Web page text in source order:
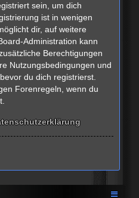
sein, um dich
ist in wenigen
dir, auf weitere
Administration kann
Berechtigungen
Nutzungsbedingungen und
du dich registrierst.
Forenregeln, wenn du